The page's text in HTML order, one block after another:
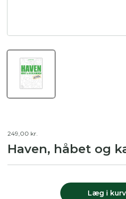
249,00 kr.
Haven, håbet og
Læg i